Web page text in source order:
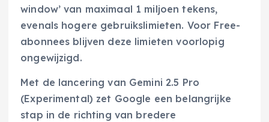
window’ van maximaal 1 miljoen tekens,
evenals hogere gebruikslimieten. Voor Free-
abonnees blijven deze limieten voorlopig
ongewijzigd.
Met de lancering van Gemini 2.5 Pro
(Experimental) zet Google een belangrijke
stap in de richting van bredere